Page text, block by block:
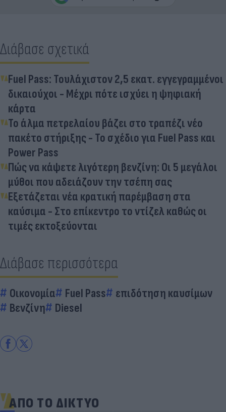
Διάβασε σχετικά
Fuel Pass: Τουλάχιστον 2,5 εκατ. εγγεγραμμένοι
δικαιούχοι - Μέχρι πότε ισχύει η ψηφιακή
κάρτα
Το άλμα πετρελαίου βάζει στο τραπέζι νέο
πακέτο στήριξης - Το σχέδιο για Fuel Pass και
Power Pass
Πώς να κάψετε λιγότερη βενζίνη: Οι 5 μεγάλοι
μύθοι που αδειάζουν την τσέπη σας
Εξετάζεται νέα κρατική παρέμβαση στα
καύσιμα - Στο επίκεντρο το ντίζελ καθώς οι
τιμές εκτοξεύονται
Διάβασε περισσότερα
Οικονομία Fuel Pass
επιδότηση καυσίμων
Βενζίνη
Diesel
ΑΠΟ ΤΟ ΔΙΚΤΥΟ